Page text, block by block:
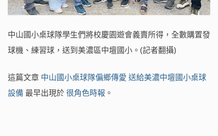
中山國小桌球隊學生們將校慶園遊會義賣所得，全數購置發
球機、練習球，送到美濃區中壇國小。(記者翻攝)
這篇文章 中山國小桌球隊偏鄉傳愛 送給美濃中壇國小桌球
設備 最早出現於很角色時報 。